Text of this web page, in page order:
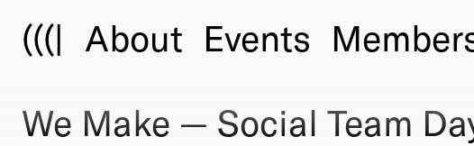
(((| About Events
We Make — Social Team